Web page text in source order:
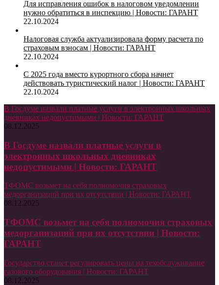
Для исправления ошибок в налоговом уведомлении
нужно обратиться в инспекцию | Новости: ГАРАНТ
22.10.2024
Налоговая служба актуализировала форму расчета по
страховым взносам | Новости: ГАРАНТ
22.10.2024
С 2025 года вместо курортного сбора начнет
действовать туристический налог | Новости: ГАРАНТ
22.10.2024
В Госдуме назвали платные услуги в электронных школьных
дневниках недопустимыми | Новости: ГАРАНТ
08.12.2025
В Госдуме назвали платные услуги в
электронных школьных дневниках
недопустимыми | Новости: ГАРАНТ
ТФОМС возьмет на себя полномочия страховых
медорганизаций при их отсутствии | Новости: ГАРАНТ
08.12.2025
ТФОМС возьмет на себя полномочия страховых
медорганизаций при их отсутствии | Новости:
ГАРАНТ
Государство станет регулировать цены на техобслуживание
газового оборудования | Новости: ГАРАНТ
08.12.2025